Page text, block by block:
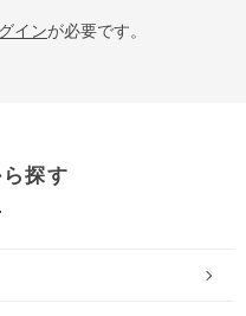
インが必要です。
探す